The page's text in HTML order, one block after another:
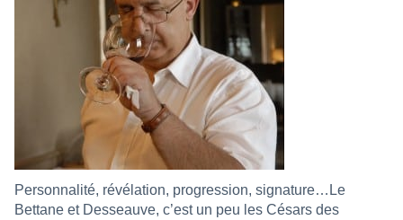
Personnalité, révélation, progression, signature…Le
Bettane et Desseauve, c’est un peu les Césars des